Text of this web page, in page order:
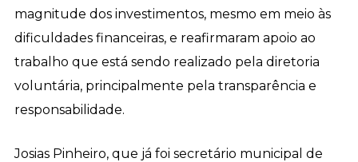
magnitude dos investimentos, mesmo em meio às
dificuldades financeiras, e reafirmaram apoio ao
trabalho que está sendo realizado pela diretoria
voluntária, principalmente pela transparência e
responsabilidade.
Josias Pinheiro, que já foi secretário municipal de